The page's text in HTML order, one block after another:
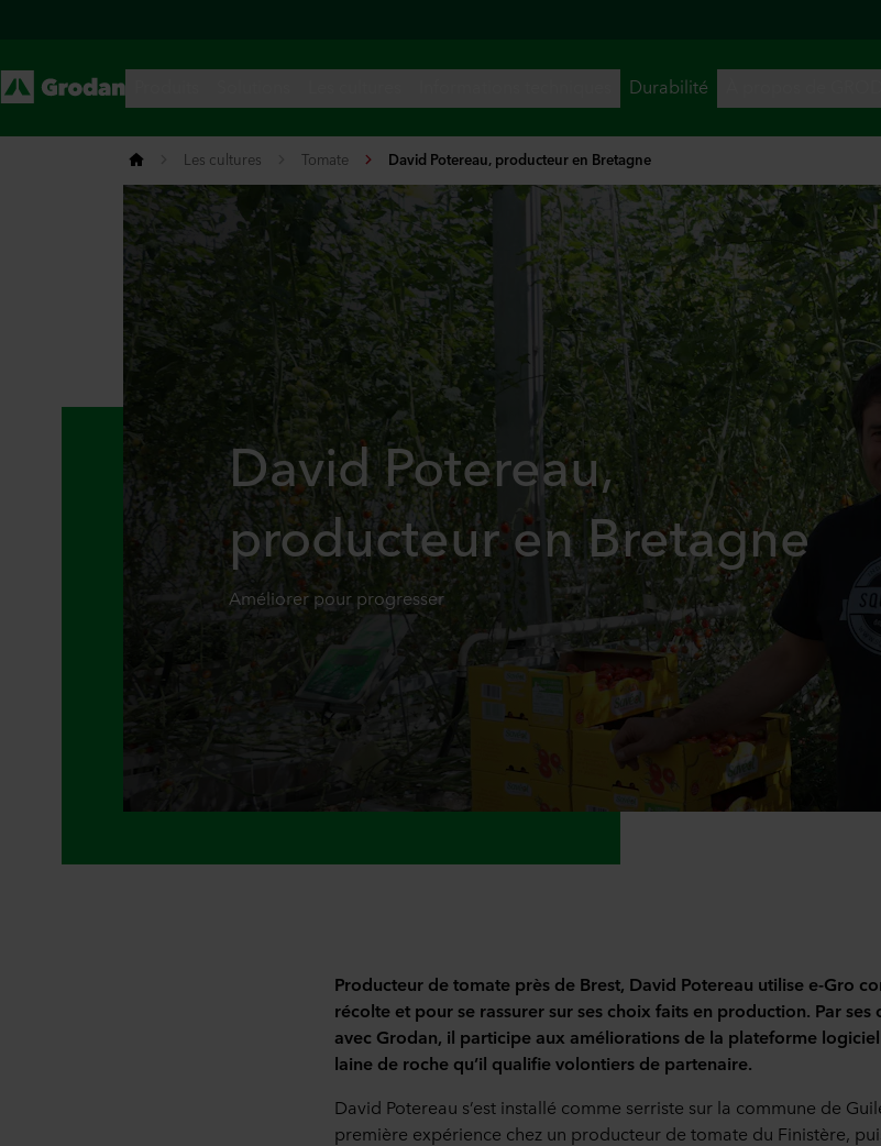
Les cultures Tomate David Potereau, producteur en Bretagne
David Potereau,
producteur en Bretagne
Améliorer pour progresser
Producteur de tomate près de Brest, David Potereau utilise e-Gro
récolte et pour se rassurer sur ses choix faits en production. Par ses
avec Grodan, il participe aux améliorations de la plateforme
laine de roche qu’il qualifie volontiers de partenaire.
David Potereau s’est installé comme serriste sur la commune de
première expérience chez un producteur de tomate du Finistère,